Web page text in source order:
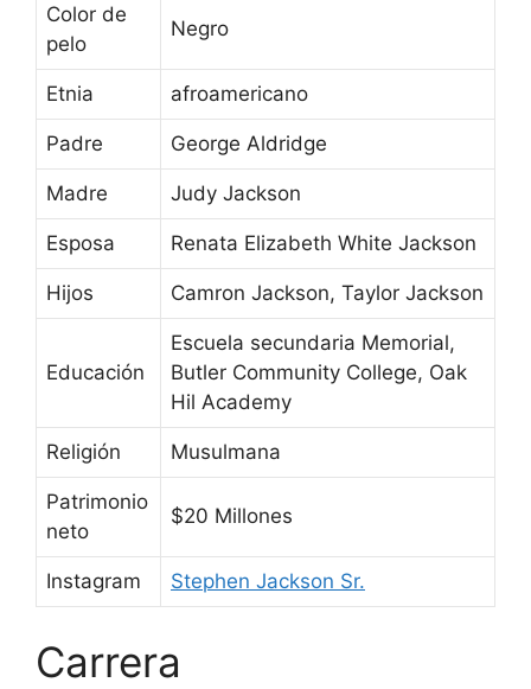
Color de
pelo
Negro
Etnia afroamericano
Padre George Aldridge
Madre Judy Jackson
Esposa Renata Elizabeth White Jackson
Hijos Camron Jackson, Taylor Jackson
Educación
Escuela secundaria Memorial,
Butler Community College, Oak
Hil Academy
Religión Musulmana
Patrimonio
neto
$20 Millones
Instagram Stephen Jackson Sr.
Carrera